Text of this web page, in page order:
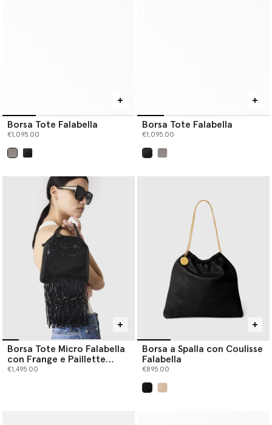
Borsa Tote Falabella
€1,095.00
Borsa Tote Falabella
€1,095.00
Borsa Tote Micro Falabella
con Frange e Paillette
Edizione Limitata
€1,495.00
Borsa a Spalla con Coulisse
Falabella
€895.00